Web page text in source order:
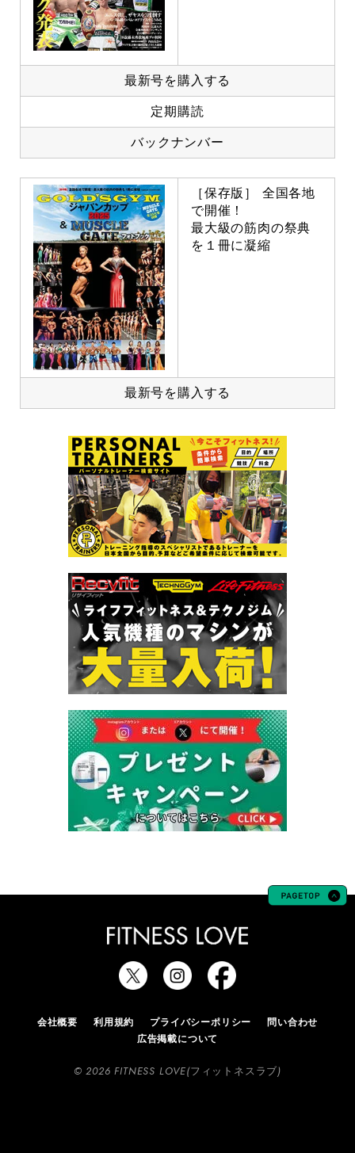
最新号を購入する
定期購読
バックナンバー
［保存版］ 全国各地
で開催！
最大級の筋肉の祭典
を１冊に凝縮
最新号を購入する
会社概要 利用規約 プライバシーポリシー
問い合わせ
広告掲載について
© 2026 FITNESS LOVE(フィットネスラブ)